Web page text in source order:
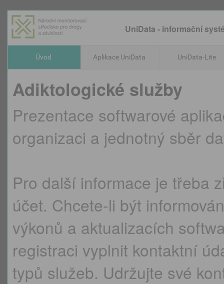
UniData - informační
Úvod Aplikace UniData UniData-Lite
Adiktologické služby
Prezentace softwarové
organizaci a jednotný sběr
Pro další informace je třeba
účet. Chcete-li být
výkonů a aktualizacích
registraci vyplnit kontaktní
typů služeb. Udržujte své